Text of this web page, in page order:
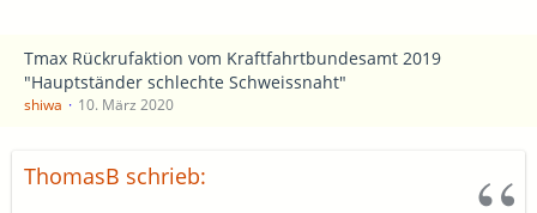
Tmax Rückrufaktion vom Kraftfahrtbundesamt 2019
"Hauptständer schlechte Schweissnaht"
shiwa 10. März 2020
ThomasB schrieb: